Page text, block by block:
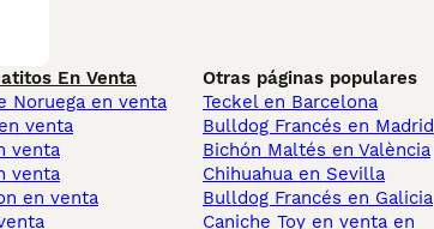
En Venta
Noruega en venta
venta
venta
venta
en venta
Otras páginas populares
Teckel en Barcelona
Bulldog Francés en Madrid
Bichón Maltés en València
Chihuahua en Sevilla
Bulldog Francés en Galicia
Caniche Toy en venta en